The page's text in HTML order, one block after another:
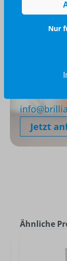
Wir
Jetzt
Ähnliche
Nur